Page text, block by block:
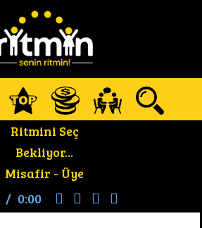
Ritmini Seç
Bekliyor...
Misafir - Üye
/ 0:00